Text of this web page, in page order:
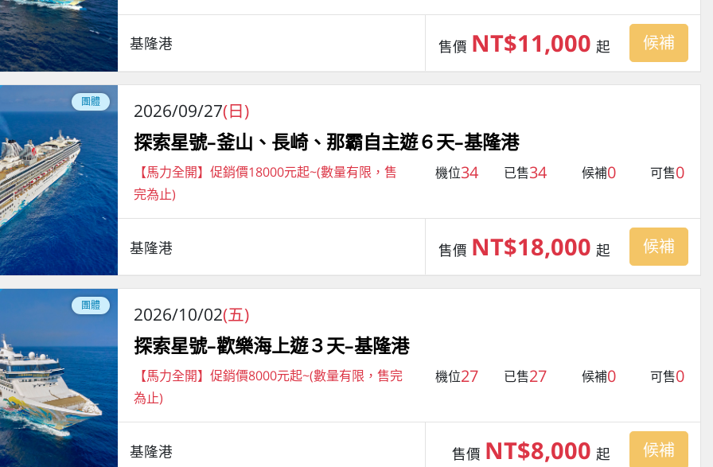
基隆港 售價 NT$11,000 起 候補
團體 2026/09/27(日)
探索星號–釜山、長崎、那霸自主遊６天–基隆港
【馬力全開】促銷價18000元起~(數量有限，售
完為止)
機位34 已售34 候補0 可售0
基隆港 售價 NT$18,000 起 候補
團體 2026/10/02(五)
探索星號–歡樂海上遊３天–基隆港
【馬力全開】促銷價8000元起~(數量有限，售完
為止)
機位27 已售27 候補0 可售0
基隆港 售價 NT$8,000 起 候補